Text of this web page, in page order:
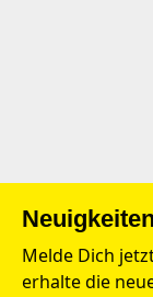
Melde Dich
erhalte die